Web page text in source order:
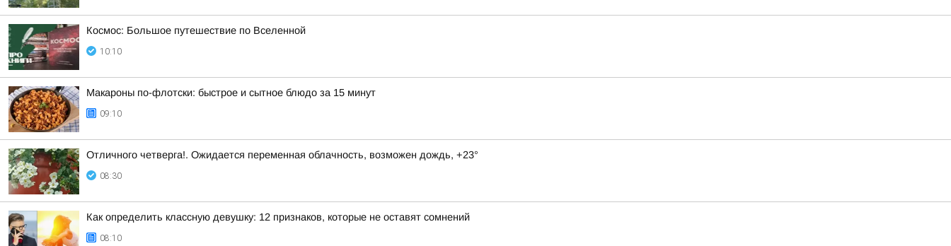
Космос: Большое путешествие по Вселенной
10:10
Макароны по-флотски: быстрое и сытное блюдо за 15 минут
09:10
Отличного четверга!. Ожидается переменная облачность, возможен дождь, +23°
08:30
Как определить классную девушку: 12 признаков, которые не оставят сомнений
08:10